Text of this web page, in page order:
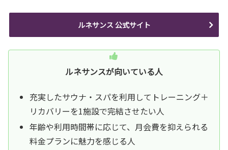
ルネサンス 公式サイト
ルネサンスが向いている人
充実したサウナ・スパを利用してトレーニング＋
リカバリーを1施設で完結させたい人
年齢や利用時間帯に応じて、月会費を抑えられる
料金プランに魅力を感じる人